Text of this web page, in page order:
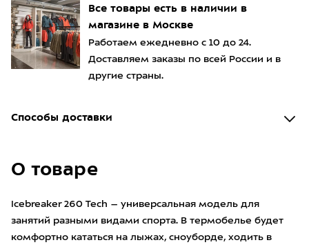
Все товары есть в наличии в
магазине в Москве
Работаем ежедневно с 10 до 24.
Доставляем заказы по всей России и в
другие страны.
Способы доставки
О товаре
Icebreaker 260 Tech – универсальная модель для
занятий разными видами спорта. В термобелье будет
комфортно кататься на лыжах, сноуборде, ходить в